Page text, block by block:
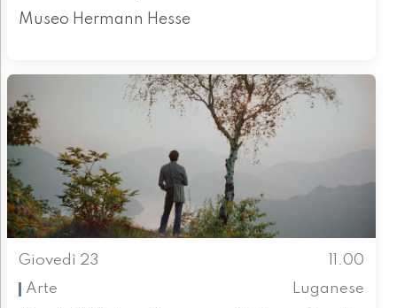
Museo Hermann Hesse
Giovedì 23
11.00
Arte
Luganese